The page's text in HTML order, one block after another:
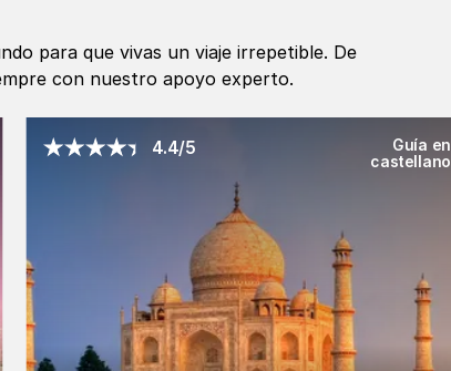
para que vivas un viaje irrepetible. De
con nuestro apoyo experto.
4.4/5
Guía en
castellano